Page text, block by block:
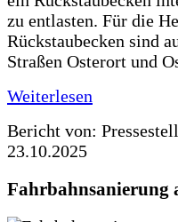
zu entlasten. Für die
Rückstaubecken sind
Straßen Osterort und
Weiterlesen
Bericht von:
23.10.2025
Fahrbahnsanierung